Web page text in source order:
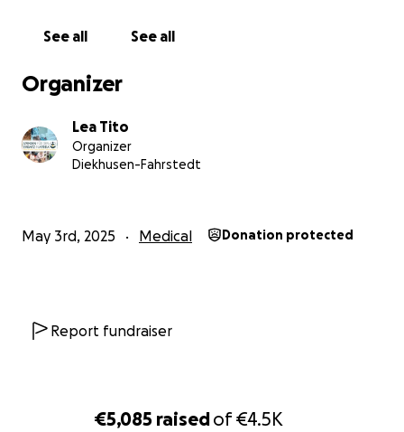
€5,085 raisedof€4.5K
• Impfungen
• Fortbildungen und Vorbereitungskurse
See all See all
Organizer
Lea Tito
Organizer
Diekhusen-Fahrstedt
May 3rd, 2025 Medical Donation protected
Report fundraiser